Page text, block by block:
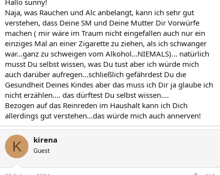
Hallo sunny!
Naja, was Rauchen und Alc anbelangt, kann ich sehr gut
verstehen, dass Deine SM und Deine Mutter Dir Vorwürfe
machen ( mir wäre im Traum nicht eingefallen auch nur ein
einziges Mal an einer Zigarette zu ziehen, als ich schwanger
war...ganz zu schweigen vom Alkohol...NIEMALS)... natürlich
musst Du selbst wissen, was Du tust aber ich würde mich
auch darüber aufregen...schließlich gefährdest Du die
Gesundheit Deines Kindes aber das muss ich Dir ja glaube ich
nicht erzählen.... das dürftest Du selbst wissen....
Bezogen auf das Reinreden im Haushalt kann ich Dich
allerdings gut verstehen...das würde mich auch annerven!
K kirena
Guest